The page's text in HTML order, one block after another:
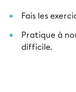
Fais les
Pratique à
difficile.